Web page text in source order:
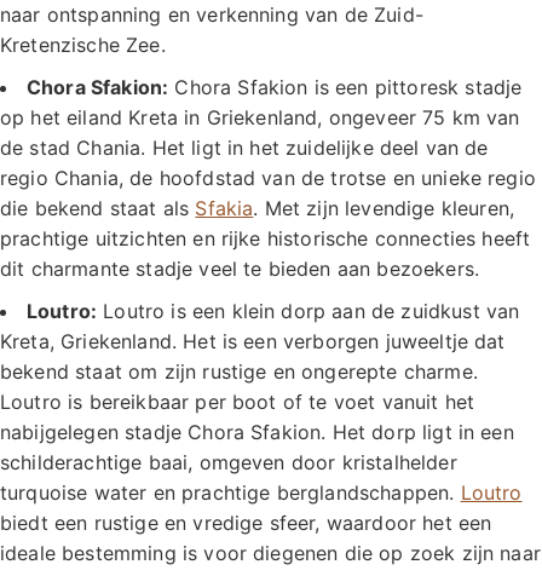
naar ontspanning en verkenning van de Zuid-
Kretenzische Zee.
Chora Sfakion: Chora Sfakion is een pittoresk stadje
op het eiland Kreta in Griekenland, ongeveer 75 km van
de stad Chania. Het ligt in het zuidelijke deel van de
regio Chania, de hoofdstad van de trotse en unieke regio
die bekend staat als Sfakia. Met zijn levendige kleuren,
prachtige uitzichten en rijke historische connecties heeft
dit charmante stadje veel te bieden aan bezoekers.
Loutro: Loutro is een klein dorp aan de zuidkust van
Kreta, Griekenland. Het is een verborgen juweeltje dat
bekend staat om zijn rustige en ongerepte charme.
Loutro is bereikbaar per boot of te voet vanuit het
nabijgelegen stadje Chora Sfakion. Het dorp ligt in een
schilderachtige baai, omgeven door kristalhelder
turquoise water en prachtige berglandschappen. Loutro
biedt een rustige en vredige sfeer, waardoor het een
ideale bestemming is voor diegenen die op zoek zijn naar